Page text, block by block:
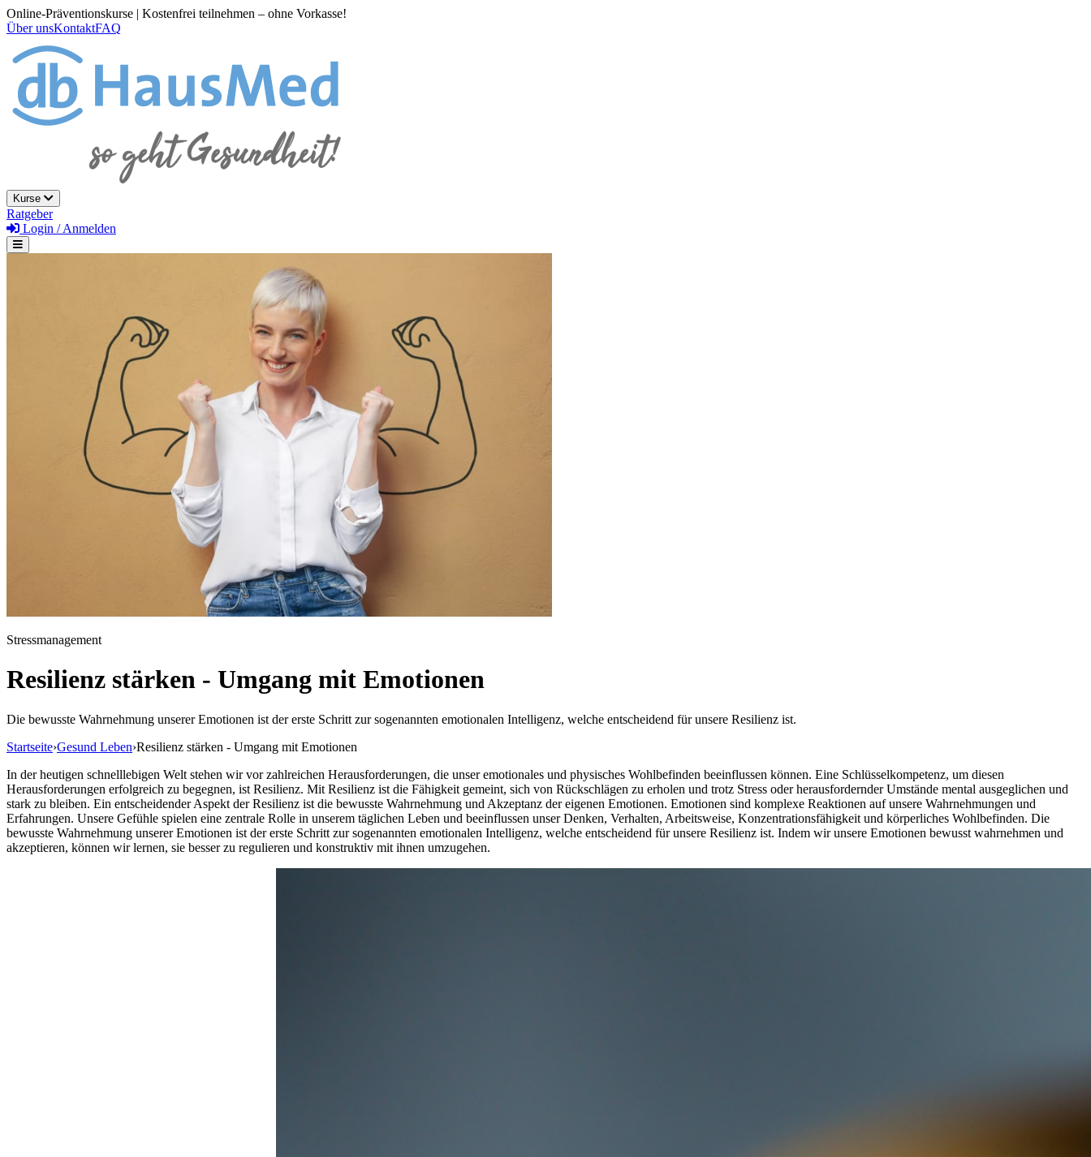
Online-Präventionskurse | Kostenfrei teilnehmen – ohne Vorkasse!
Über unsKontaktFAQ
Kurse
Ratgeber
Login / Anmelden
Stressmanagement
Resilienz stärken - Umgang mit Emotionen
Die bewusste Wahrnehmung unserer Emotionen ist der erste Schritt zur sogenannten emotionalen Intelligenz, welche entscheidend für unsere Resilienz ist.
Startseite›Gesund Leben›Resilienz stärken - Umgang mit Emotionen
In der heutigen schnelllebigen Welt stehen wir vor zahlreichen Herausforderungen, die unser emotionales und physisches Wohlbefinden beeinflussen können. Eine Schlüsselkompetenz, um diesen
Herausforderungen erfolgreich zu begegnen, ist Resilienz. Mit Resilienz ist die Fähigkeit gemeint, sich von Rückschlägen zu erholen und trotz Stress oder herausfordernder Umstände mental ausgeglichen und
stark zu bleiben. Ein entscheidender Aspekt der Resilienz ist die bewusste Wahrnehmung und Akzeptanz der eigenen Emotionen. Emotionen sind komplexe Reaktionen auf unsere Wahrnehmungen und
Erfahrungen. Unsere Gefühle spielen eine zentrale Rolle in unserem täglichen Leben und beeinflussen unser Denken, Verhalten, Arbeitsweise, Konzentrationsfähigkeit und körperliches Wohlbefinden. Die
bewusste Wahrnehmung unserer Emotionen ist der erste Schritt zur sogenannten emotionalen Intelligenz, welche entscheidend für unsere Resilienz ist. Indem wir unsere Emotionen bewusst wahrnehmen und
akzeptieren, können wir lernen, sie besser zu regulieren und konstruktiv mit ihnen umzugehen.